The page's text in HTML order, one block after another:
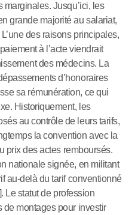
Jusqu’ici, les
grande majorité au salariat,
des raisons principales,
à l’acte viendrait
des médecins. La
d’honoraires
sa rémunération, ce qui
Historiquement, les
au contrôle de leurs tarifs,
la convention avec la
prix des actes remboursés.
nationale signée, en militant
au-delà du tarif conventionné
]. Le statut de profession
de montages pour investir